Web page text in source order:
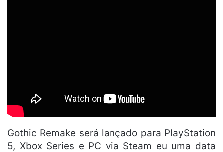
Gothic Remake será lançado para PlayStation
5, Xbox Series e PC via Steam eu uma data